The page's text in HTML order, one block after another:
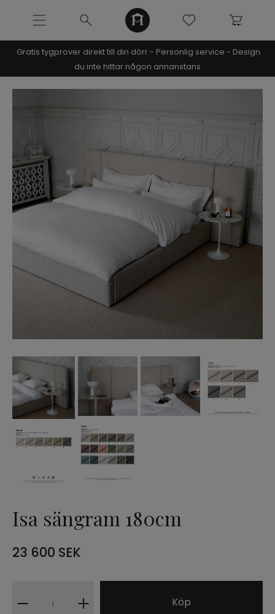
NOOMI x KRISTIN
SOFFOR
INREDNING
URBAN COLLECTION
NÒRE COLLECTION
Bubbel modulsoffa
Bubbel Soft modulsoffa
Eleonore modulsoffa
Eleonore Light modulsoffa
Klädsel Eleonore modulsoffa
NÒRE kuddar
Kristina sängram
PROFFESIONAL B2B
Gratis tygprover direkt till din dörr - Personlig service - Design
du inte hittar någon annanstans
Isa sängram 180cm
23 600 SEK
Köp